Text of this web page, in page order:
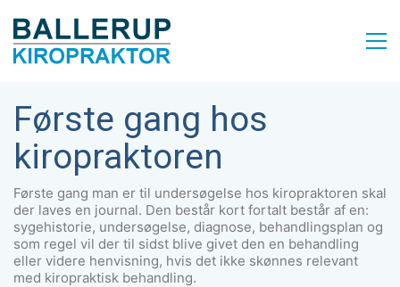
Første gang hos
kiropraktoren
Første gang man er til undersøgelse hos kiropraktoren skal
der laves en journal. Den består kort fortalt består af en:
sygehistorie, undersøgelse, diagnose, behandlingsplan og
som regel vil der til sidst blive givet den en behandling
eller videre henvisning, hvis det ikke skønnes relevant
med kiropraktisk behandling.